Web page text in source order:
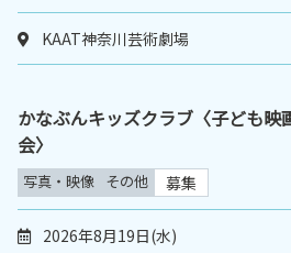
KAAT神奈川芸術劇場
かなぶんキッズクラブ〈子ども映
会〉
写真・映像 その他 募集
2026年8月19日(水)